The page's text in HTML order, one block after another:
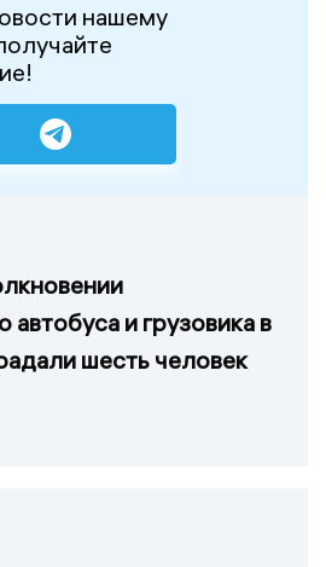
нашему
автобуса и грузовика в
шесть человек